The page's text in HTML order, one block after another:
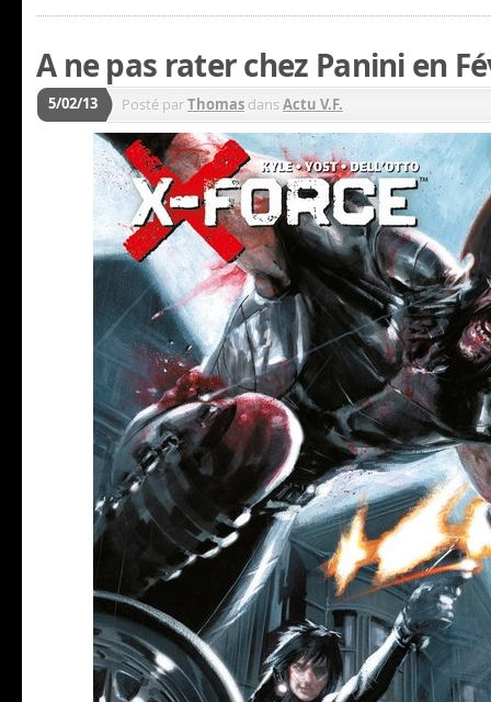
A ne pas rater chez Panini en
5/02/13 Posté parThomas dansActu V.F.